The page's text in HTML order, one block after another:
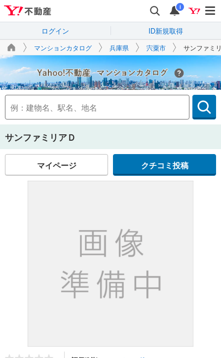
i
ログイン ID新規取得
マンションカタログ 兵庫県 宍粟市 サンファミ
Yahoo!不動産
サンファミリアＤ
マイページ クチコミ投稿